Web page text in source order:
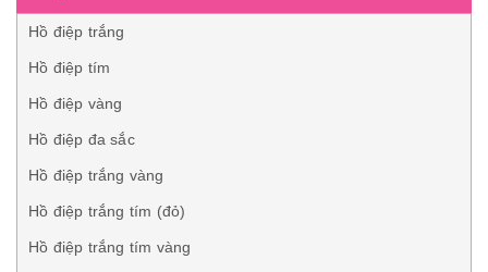
Hồ điệp trắng
Hồ điệp tím
Hồ điệp vàng
Hồ điệp đa sắc
Hồ điệp trắng vàng
Hồ điệp trắng tím (đỏ)
Hồ điệp trắng tím vàng